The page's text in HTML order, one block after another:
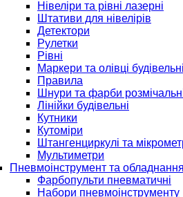
Нівеліри та рівні лазерні
Штативи для нівелірів
Детектори
Рулетки
Рівні
Маркери та олівці будівельні
Правила
Шнури та фарби
Лінійки будівельні
Кутники
Кутоміри
Штангенциркулі та
Мультиметри
Пневмоінструмент та обладнання
Фарбопульти пневматичні
Набори пневмоінструменту